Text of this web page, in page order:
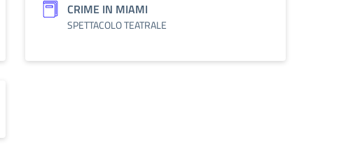
CRIME IN MIAMI
SPETTACOLO TEATRALE